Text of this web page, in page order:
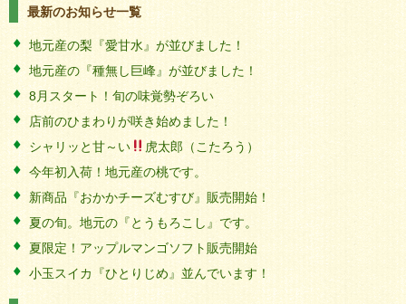
最新のお知らせ一覧
地元産の梨『愛甘水』が並びました！
地元産の『種無し巨峰』が並びました！
8月スタート！旬の味覚勢ぞろい
店前のひまわりが咲き始めました！
シャリッと甘～い
虎太郎（こたろう）
今年初入荷！地元産の桃です。
新商品『おかかチーズむすび』販売開始！
夏の旬。地元の『とうもろこし』です。
夏限定！アップルマンゴソフト販売開始
小玉スイカ『ひとりじめ』並んでいます！